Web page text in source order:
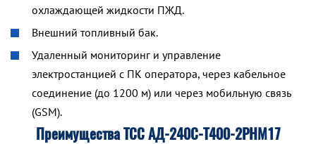
охлаждающей жидкости ПЖД.
Внешний топливный бак.
Удаленный мониторинг и управление
электростанцией с ПК оператора, через кабельное
соединение (до 1200 м) или через мобильную связь
(GSM).
Преимущества ТСС АД-240С-Т400-2РНМ17